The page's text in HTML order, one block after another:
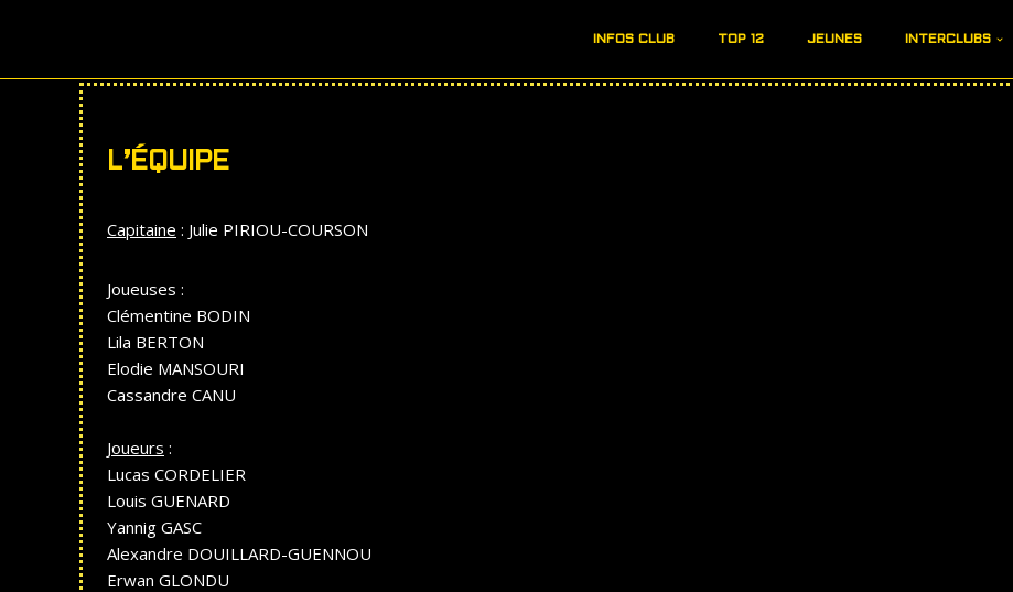
au
INFOS CLUB TOP 12 JEUNES INTERCLUBS
L’ÉQUIPE
Capitaine : Julie PIRIOU-COURSON
Joueuses :
Clémentine BODIN
Lila BERTON
Elodie MANSOURI
Cassandre CANU
Joueurs :
Lucas CORDELIER
Louis GUENARD
Yannig GASC
Alexandre DOUILLARD-GUENNOU
Erwan GLONDU